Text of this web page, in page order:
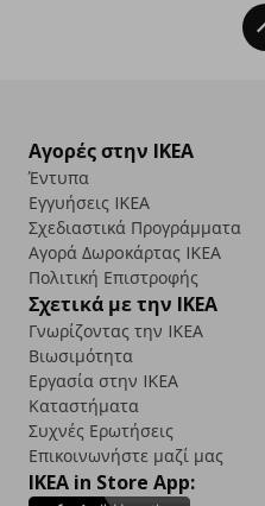
Αγορές στην IKEA
Έντυπα
Εγγυήσεις IKEA
Σχεδιαστικά Προγράμματα
Αγορά Δωρoκάρτας IKEA
Πολιτική Επιστροφής
Σχετικά με την IKEA
Γνωρίζοντας την IKEA
Βιωσιμότητα
Εργασία στην IKEA
Καταστήματα
Συχνές Ερωτήσεις
Επικοινωνήστε μαζί μας
IKEA in Store App: